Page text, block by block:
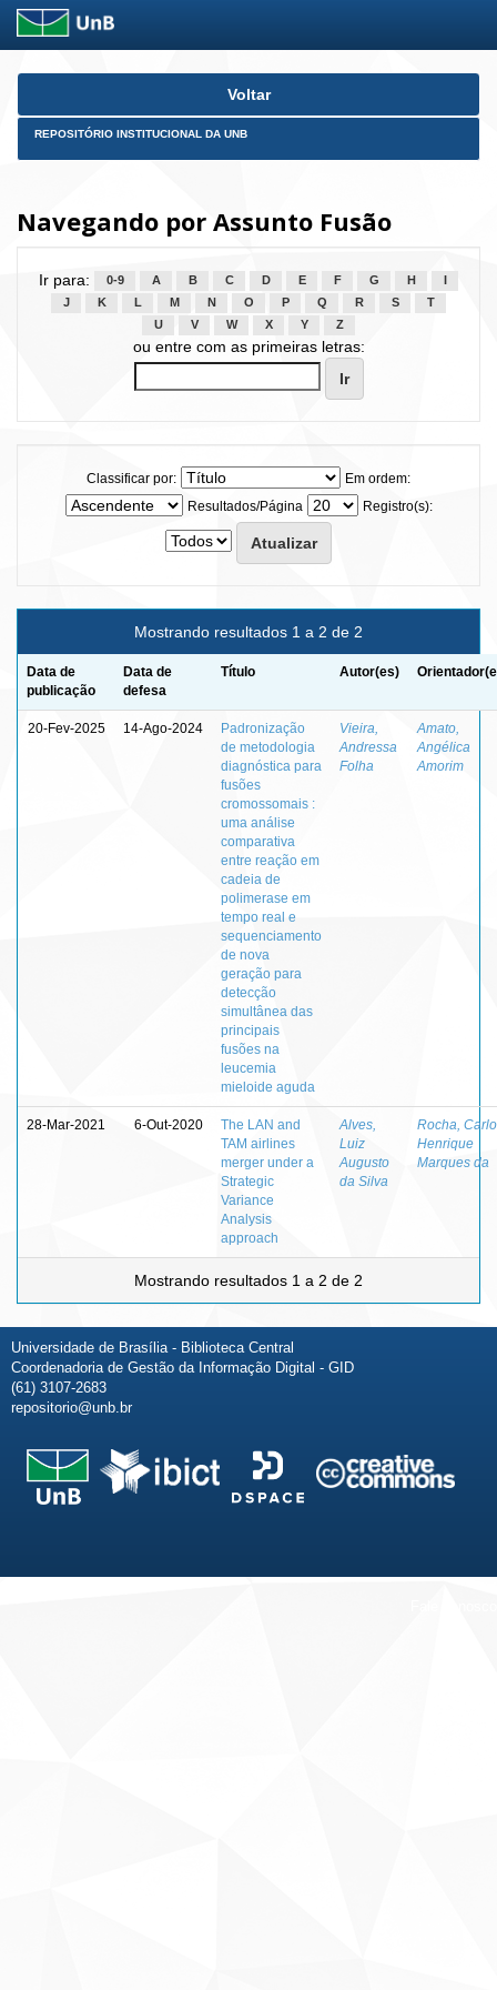
Skip
Voltar
REPOSITÓRIO INSTITUCIONAL DA UNB
Navegando por Assunto Fusão
Ir para: 0-9 A B C D E F G H
J
K L M N O P Q R S
T
U
V W X Y Z
ou entre com as primeiras letras:
Classificar por:
Em ordem:
Resultados/Página
Registro(s):
Mostrando resultados 1 a 2 de 2
Data de
publicação
Data de
defesa
Título Autor(es)
20-Fev-2025 14-Ago-2024
Padronização
de metodologia
diagnóstica para
fusões
cromossomais :
uma análise
comparativa
entre reação em
cadeia de
polimerase em
tempo real e
sequenciamento
de nova
geração para
detecção
simultânea das
principais
fusões na
leucemia
mieloide aguda
Vieira,
Andressa
Folha
Amato,
Angélica
Amorim
28-Mar-2021 6-Out-2020
The LAN and
TAM airlines
merger under a
Strategic
Variance
Analysis
approach
Alves,
Luiz
Augusto
da Silva
Rocha,
Henrique
Marques da
Mostrando resultados 1 a 2 de 2
Universidade de Brasília - Biblioteca Central
Coordenadoria de Gestão da Informação Digital - GID
(61) 3107-2683
repositorio@unb.br